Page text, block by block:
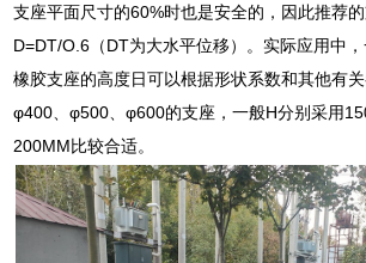
支座平面尺寸的60%时也是安全的，因此推荐
D=DT/O.6（DT为大水平位移）。实际应用中，
橡胶支座的高度日可以根据形状系数和其他有
φ400、φ500、φ600的支座，一般H分别采用
200MM比较合适。